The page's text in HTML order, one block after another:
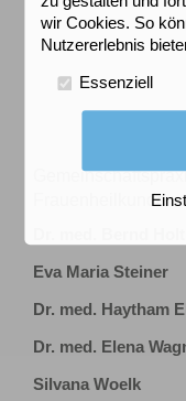
Frauenheilkunde
Eva Maria Steiner
Dr. med. Haytham
Dr. med. Elena
Silvana Woelk
wir Cookies. So
Nutzererlebnis
Essenziell